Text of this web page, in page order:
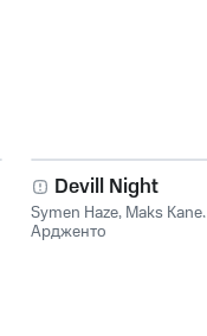
Devill Night
Symen Haze, Maks Kane,
Ардженто